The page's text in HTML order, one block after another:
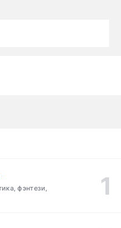
фэнтези,